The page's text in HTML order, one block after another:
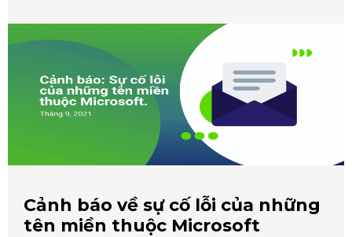
Cảnh báo về sự cố lỗi của những
tên miền thuộc Microsoft